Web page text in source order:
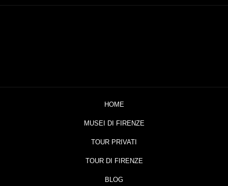
HOME
MUSEI DI FIRENZE
TOUR PRIVATI
TOUR DI FIRENZE
BLOG